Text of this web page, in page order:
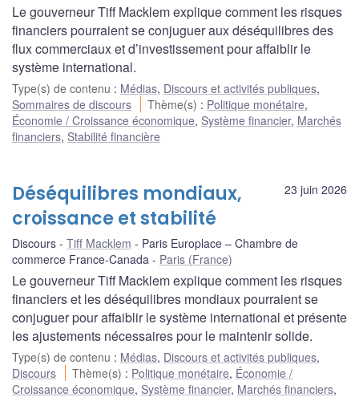
Le gouverneur Tiff Macklem explique comment les risques
financiers pourraient se conjuguer aux déséquilibres des
flux commerciaux et d’investissement pour affaiblir le
système international.
Type(s) de contenu : Médias, Discours et activités publiques,
Sommaires de discours
Thème(s) : Politique monétaire,
Économie / Croissance économique, Système financier, Marchés
financiers, Stabilité financière
23 juin 2026
Déséquilibres mondiaux,
croissance et stabilité
Discours Tiff Macklem
Paris Europlace – Chambre de
commerce France-Canada
Paris (France)
Le gouverneur Tiff Macklem explique comment les risques
financiers et les déséquilibres mondiaux pourraient se
conjuguer pour affaiblir le système international et présente
les ajustements nécessaires pour le maintenir solide.
Type(s) de contenu : Médias, Discours et activités publiques,
Discours
Thème(s) : Politique monétaire, Économie /
Croissance économique, Système financier, Marchés financiers,